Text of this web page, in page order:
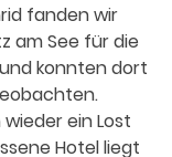
fanden wir
am See für die
konnten dort
ein Lost
Hotel liegt